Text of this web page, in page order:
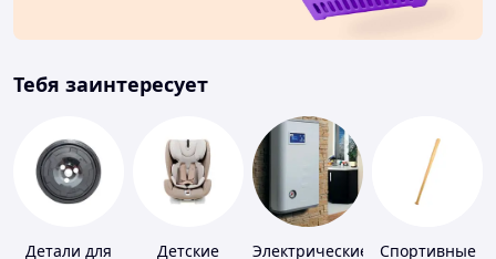
Тебя заинтересует
Детали для
Детские
Электрические
Спортивные